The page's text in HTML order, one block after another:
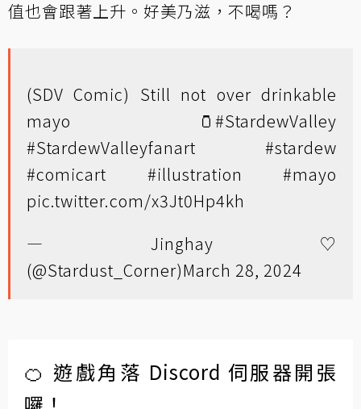
值也會跟著上升。好美乃滋，不喝嗎？
(SDV Comic) Still not over drinkable
mayo 🫙 #StardewValley
#StardewValleyfanart
#stardew
#comicart
#illustration
#mayo
pic.twitter.com/x3Jt0Hp4kh
— Jinghay ♡
(@Stardust_Corner)March 28, 2024
🍊 遊戲角落 Discord 伺服器開張
囉！